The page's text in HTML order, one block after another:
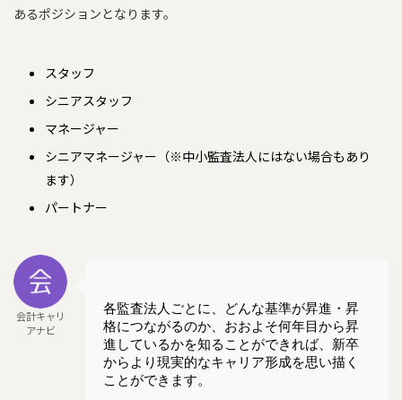
あるポジションとなります。
スタッフ
シニアスタッフ
マネージャー
シニアマネージャー（※中小監査法人にはない場合もあり
ます）
パートナー
会計キャリ
アナビ
各監査法人ごとに、どんな基準が昇進・昇
格につながるのか、おおよそ何年目から昇
進しているかを知ることができれば、新卒
からより現実的なキャリア形成を思い描く
ことができます。